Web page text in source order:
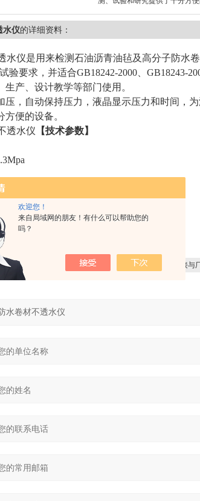
欢迎您！
来自局域网的朋友！有什么可以帮助您的
吗？
水仪的详细资料：
水仪是用来检测石油沥青油毡及高分子防水
验要求，并适合GB18242-2000、GB18243-
产、设计教学等部门使用。
压，自动保持压力，液晶显示压力和时间，
便的设备。
透水仪 【技术参数】
）
透水仪 感兴趣，想了解更详细的产品信息，填写下表直接与